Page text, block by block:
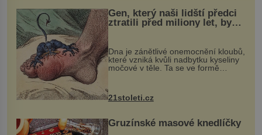
Gen, který naši lidští předci
ztratili před miliony let, by
mohl pomoci s léčbou
„nemoci králů“
Dna je zánětlivé onemocnění kloubů,
které vzniká kvůli nadbytku kyseliny
močové v těle. Ta se ve formě
nohou, a způsobuje bole...
21stoleti.cz
Gruzínské masové knedlíčky